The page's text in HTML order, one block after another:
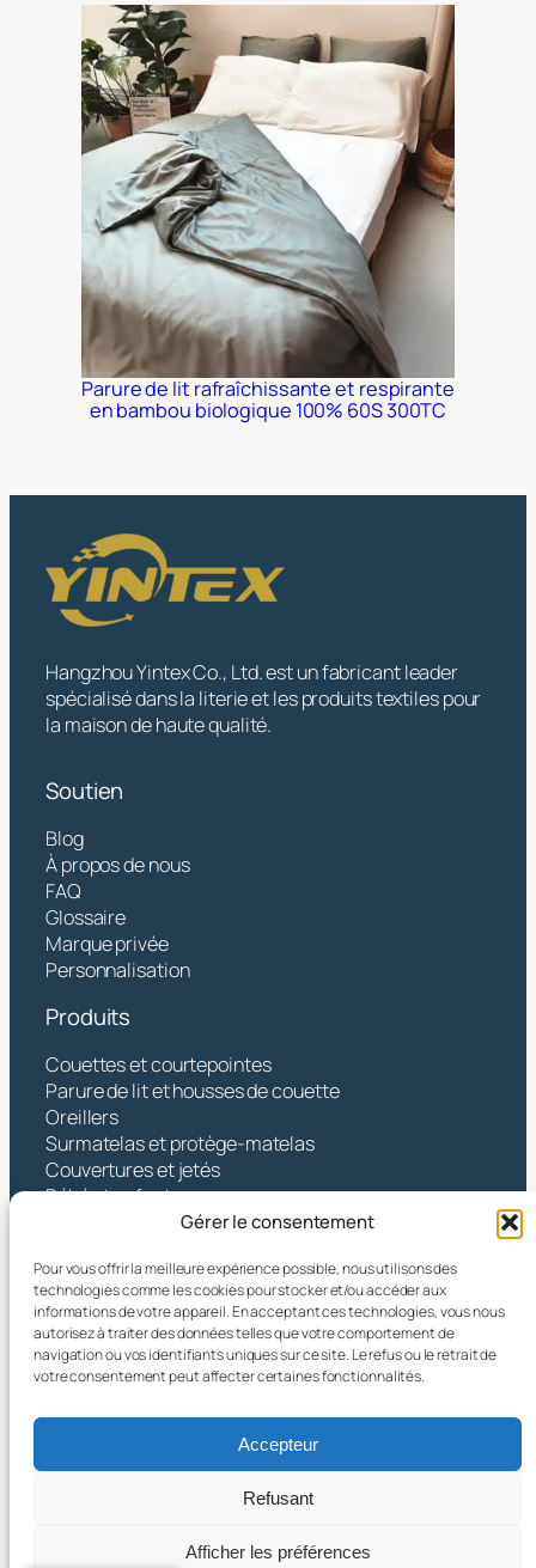
Gérer le consentement
Pour vous offrir la meilleure expérience possible, nous utilisons des
technologies comme les cookies pour stocker et/ou accéder aux
informations de votre appareil. En acceptant ces technologies, vous nous
autorisez à traiter des données telles que votre comportement de
navigation ou vos identifiants uniques sur ce site. Le refus ou le retrait de
votre consentement peut affecter certaines fonctionnalités.
Accepteur
Refusant
Afficher les préférences
Parure de lit rafraîchissante et respirante
en bambou biologique 100% 60S 300TC
Hangzhou Yintex Co., Ltd. est un fabricant leader
spécialisé dans la literie et les produits textiles pour
la maison de haute qualité.
Soutien
Blog
À propos de nous
FAQ
Glossaire
Marque privée
Personnalisation
Produits
Couettes et courtepointes
Parure de lit et housses de couette
Oreillers
Surmatelas et protège-matelas
Couvertures et jetés
Bébé et enfants
Hangzhou Yintex Co., Ltd.
Adresse : NO.490 TANGZHISHA ROAD, XINJIE
STREET, XIAOSHAN DISTRICT, HANGZHOU CITY,
ZHEJIANG PR CHINE
Tél. : 86 137 77375088
Facebook X InstagramLinkedIn YouTube
© 2025 Hangzhou Yintex Co., Ltd.